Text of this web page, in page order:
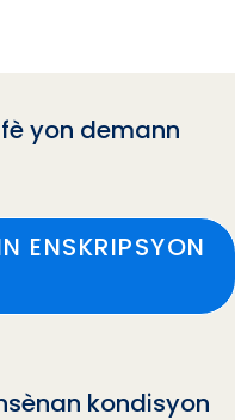
yon demann
ENSKRIPSYON
kondisyon